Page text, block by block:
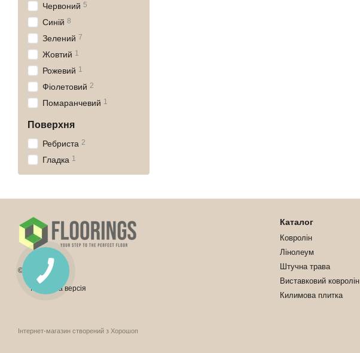
Червоний 5
Синій 8
Зелений 7
Жовтий 1
Рожевий 1
Фіолетовий 2
Помаранчевий 1
Поверхня
Ребриста 2
Гладка 1
© 2026
Мобільна версія
Інтернет-магазин створений з Хорошоп
Каталог
Ковролін
Лінолеум
Штучна трава
Виставковий ковролін
Килимова плитка